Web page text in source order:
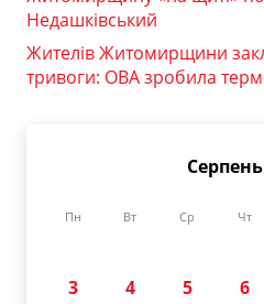
Недашківський
Жителів Житомирщини
тривоги: ОВА зробила
Пн Вт Ср Чт
3
4 5 6